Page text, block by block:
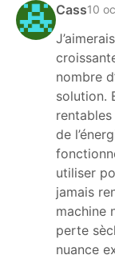
Cass10
nombre
solution.
de
utiliser
jamais
machine
perte
nuance